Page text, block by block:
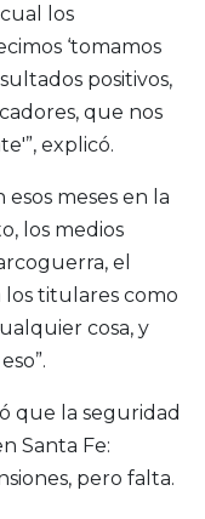
los
‘tomamos
positivos,
que nos
explicó.
meses en la
los medios
el
los titulares como
cosa, y
que la seguridad
Santa Fe:
pero falta.